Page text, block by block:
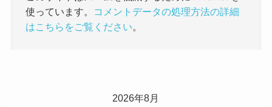
使っています。
コメントデータの処理方法の詳細
はこちらをご覧ください。
2026年8月